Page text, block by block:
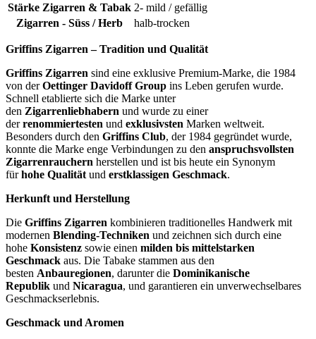
Stärke Zigarren & Tabak 2- mild / gefällig
Zigarren - Süss / Herb
halb-trocken
Griffins Zigarren – Tradition und Qualität
Griffins Zigarren sind eine exklusive Premium-Marke, die 1984
von derOettinger Davidoff Group ins Leben gerufen wurde.
Schnell etablierte sich die Marke unter
den Zigarrenliebhabern und wurde zu einer
derrenommiertesten und exklusivsten Marken weltweit.
Besonders durch den Griffins Club, der 1984 gegründet wurde,
konnte die Marke enge Verbindungen zu den anspruchsvollsten
Zigarrenrauchern herstellen und ist bis heute ein Synonym
fürhohe Qualität und erstklassigen Geschmack.
Herkunft und Herstellung
Die Griffins Zigarren kombinieren traditionelles Handwerk mit
modernen Blending-Techniken und zeichnen sich durch eine
hohe Konsistenz sowie einen milden bis mittelstarken
Geschmack aus. Die Tabake stammen aus den
besten Anbauregionen, darunter die Dominikanische
Republik und Nicaragua, und garantieren ein unverwechselbares
Geschmackserlebnis.
Geschmack und Aromen